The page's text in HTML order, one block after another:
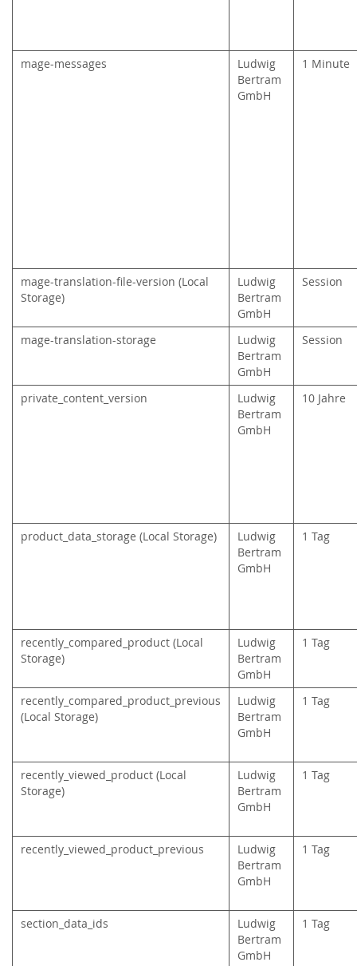
mage-messages
Ludwig
Bertram
GmbH
1 Minute
mage-translation-file-version (Local
Storage)
Ludwig
Bertram
GmbH
Session
mage-translation-storage
Ludwig
Bertram
GmbH
Session
private_content_version
Ludwig
Bertram
GmbH
10 Jahre
product_data_storage (Local Storage)
Ludwig
Bertram
GmbH
1 Tag
recently_compared_product (Local
Storage)
Ludwig
Bertram
GmbH
1 Tag
recently_compared_product_previous
(Local Storage)
Ludwig
Bertram
GmbH
1 Tag
recently_viewed_product (Local
Storage)
Ludwig
Bertram
GmbH
1 Tag
recently_viewed_product_previous
Ludwig
Bertram
GmbH
1 Tag
section_data_ids
Ludwig
Bertram
GmbH
1 Tag